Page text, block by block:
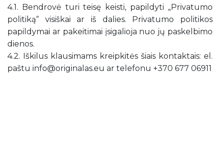
4.1. Bendrovė turi teisę keisti, papildyti „Privatumo
politiką“ visiškai ar iš dalies. Privatumo politikos
papildymai ar pakeitimai įsigalioja nuo jų paskelbimo
dienos.
4.2. Iškilus klausimams kreipkitės šiais kontaktais: el.
paštu info@originalas.eu ar telefonu +370 677 06911